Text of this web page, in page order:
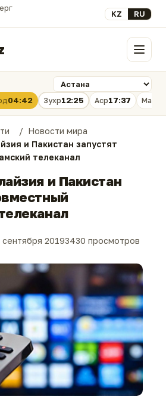
Выберите язык
KZ RU
Меню
04:42 Зухр12:25 Аср17:37
Новости мира
и Пакистан запустят
телеканал
и Пакистан
сентября 20193430 просмотров